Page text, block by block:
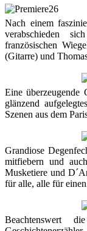
Nach einem
verabschieden
französischen
(Gitarre) und
Eine überzeugende
glänzend
Szenen aus dem
Grandiose
mitfiebern und
Musketiere und
für alle, alle für
Beachtenswert